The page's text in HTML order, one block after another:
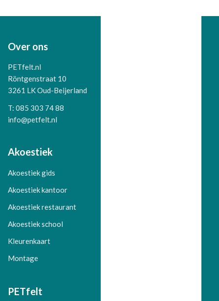
Over ons
PETfelt.nl
Röntgenstraat 10
3261 LK Oud-Beijerland
Telefoon:
T: 085 303 74 88
info@petfelt.nl
Akoestiek
Akoestiek gids
Akoestiek kantoor
Akoestiek restaurant
Akoestiek school
Kleurenkaart
Montage
PETfelt